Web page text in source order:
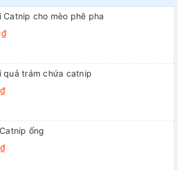
Catnip cho mèo phê pha
quả trám chứa catnip
ống